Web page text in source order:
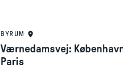
BYRUM
Værnedamsvej:
Paris